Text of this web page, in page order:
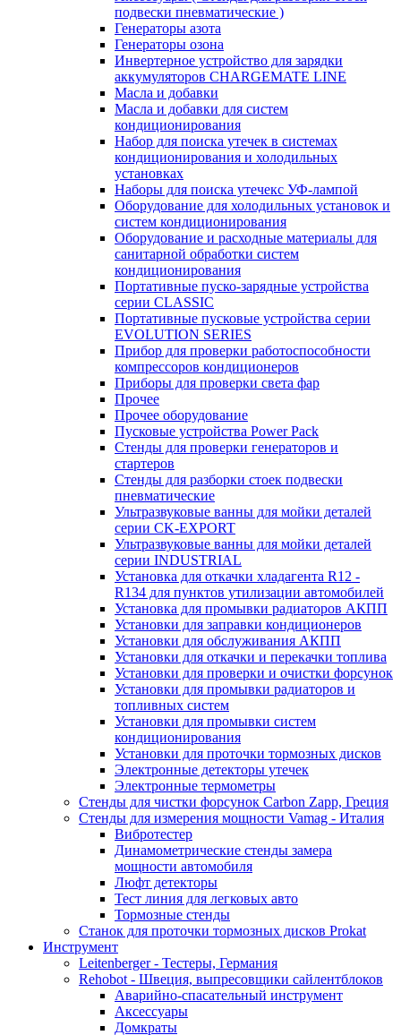
подвески пневматические )
Генераторы азота
Генераторы озона
Инвертерное устройство для зарядки
аккумуляторов CHARGEMATE LINE
Масла и добавки
Масла и добавки для систем
кондиционирования
Набор для поиска утечек в системах
кондиционирования и холодильных
установках
Наборы для поиска утечекс УФ-лампой
Оборудование для холодильных установок и
систем кондиционирования
Оборудование и расходные материалы для
санитарной обработки систем
кондиционирования
Портативные пуско-зарядные устройства
серии CLASSIC
Портативные пусковые устройства серии
EVOLUTION SERIES
Прибор для проверки работоспособности
компрессоров кондиционеров
Приборы для проверки света фар
Прочее
Прочее оборудование
Пусковые устройства Power Pack
Стенды для проверки генераторов и
стартеров
Стенды для разборки стоек подвески
пневматические
Ультразвуковые ванны для мойки деталей
серии CK-EXPORT
Ультразвуковые ванны для мойки деталей
серии INDUSTRIAL
Установка для откачки хладагента R12 -
R134 для пунктов утилизации автомобилей
Установка для промывки радиаторов АКПП
Установки для заправки кондиционеров
Установки для обслуживания АКПП
Установки для откачки и перекачки топлива
Установки для проверки и очистки форсунок
Установки для промывки радиаторов и
топливных систем
Установки для промывки систем
кондиционирования
Установки для проточки тормозных дисков
Электронные детекторы утечек
Электронные термометры
Стенды для чистки форсунок Carbon Zapp, Греция
Стенды для измерения мощности Vamag - Италия
Вибротестер
Динамометрические стенды замера
мощности автомобиля
Люфт детекторы
Тест линия для легковых авто
Тормозные стенды
Станок для проточки тормозных дисков Prokat
Инструмент
Leitenberger - Тестеры, Германия
Rehobot - Швеция, выпресовщики сайлентблоков
Аварийно-спасательный инструмент
Аксессуары
Домкраты